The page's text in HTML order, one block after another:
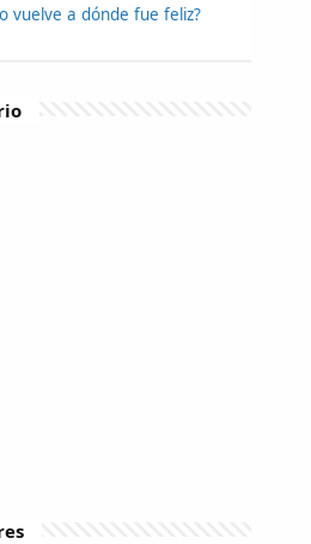
vuelve a dónde fue feliz?